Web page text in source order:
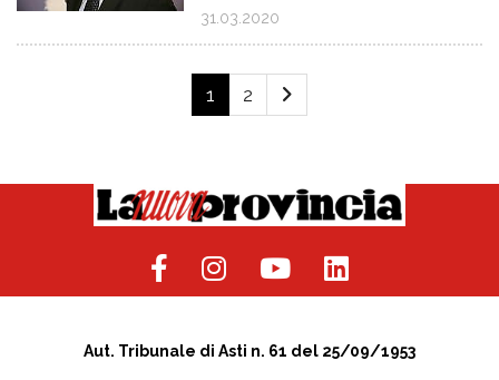
31.03.2020
1 2
Aut. Tribunale di Asti n. 61 del 25/09/1953